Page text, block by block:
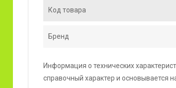
Код товара
Бренд
Информация о технических
справочный характер и